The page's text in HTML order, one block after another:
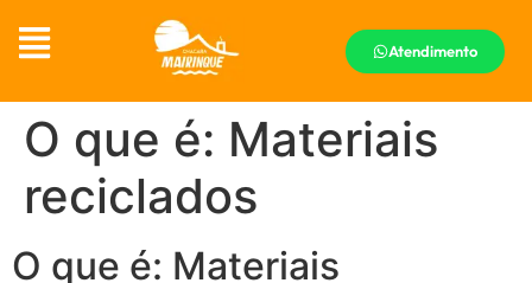
Atendimento
O que é: Materiais
reciclados
O que é: Materiais